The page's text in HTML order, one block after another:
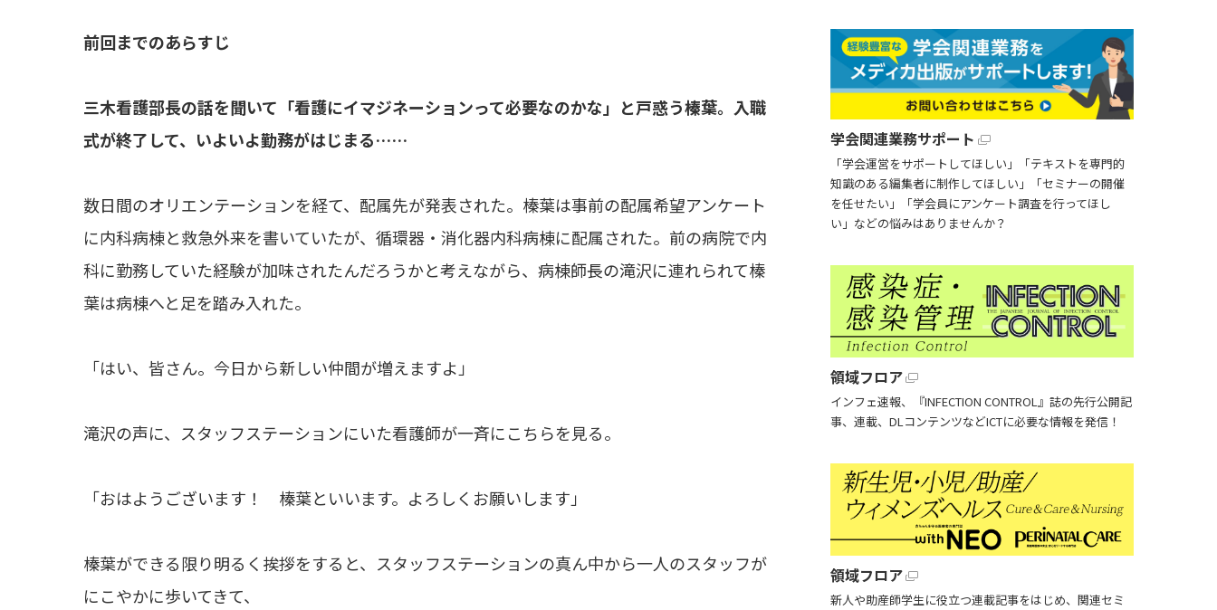
前回までのあらすじ
三木看護部長の話を聞いて「看護にイマジネーションって必要なのかな」と戸惑う榛葉。入職
式が終了して、いよいよ勤務がはじまる……
数日間のオリエンテーションを経て、配属先が発表された。榛葉は事前の配属希望アンケート
に内科病棟と救急外来を書いていたが、循環器・消化器内科病棟に配属された。前の病院で内
科に勤務していた経験が加味されたんだろうかと考えながら、病棟師長の滝沢に連れられて榛
葉は病棟へと足を踏み入れた。
「はい、皆さん。今日から新しい仲間が増えますよ」
滝沢の声に、スタッフステーションにいた看護師が一斉にこちらを見る。
「おはようございます！ 榛葉といいます。よろしくお願いします」
榛葉ができる限り明るく挨拶をすると、スタッフステーションの真ん中から一人のスタッフが
にこやかに歩いてきて、
学会関連業務サポート
「学会運営をサポートしてほしい」「テキストを専門的
知識のある編集者に制作してほしい」「セミナーの開催
を任せたい」「学会員にアンケート調査を行ってほし
い」などの悩みはありませんか？
領域フロア
インフェ速報、『INFECTION CONTROL』誌の先行公開記
事、連載、DLコンテンツなどICTに必要な情報を発信！
領域フロア
新人や助産師学生に役立つ連載記事をはじめ、関連セミ